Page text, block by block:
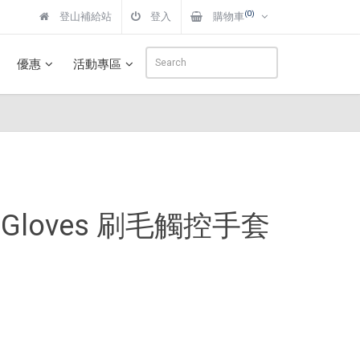
登山補給站 登入 購物車(0)
優惠 活動專區
刷毛觸控手套